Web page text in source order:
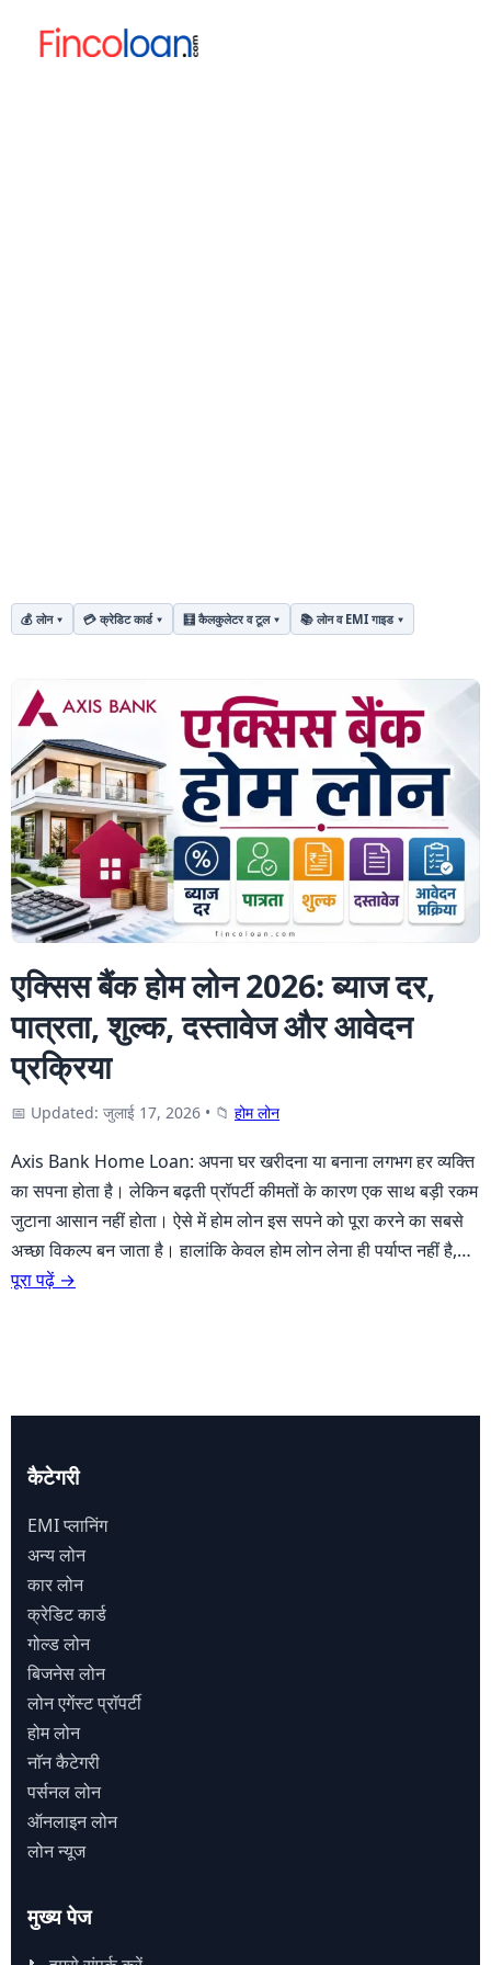
💰 लोन 💳 क्रेडिट कार्ड 🧮 कैलकुलेटर व टूल 📚 लोन व EMI गाइड
एक्सिस बैंक होम लोन 2026: ब्याज दर,
पात्रता, शुल्क, दस्तावेज और आवेदन
प्रक्रिया
📅 Updated: जुलाई 17, 2026 • 📁 होम लोन
Axis Bank Home Loan: अपना घर खरीदना या बनाना लगभग हर व्यक्ति
का सपना होता है। लेकिन बढ़ती प्रॉपर्टी कीमतों के कारण एक साथ बड़ी रकम
जुटाना आसान नहीं होता। ऐसे में होम लोन इस सपने को पूरा करने का सबसे
अच्छा विकल्प बन जाता है। हालांकि केवल होम लोन लेना ही पर्याप्त नहीं है,…
पूरा पढ़ें →
कैटेगरी
EMI प्लानिंग
अन्य लोन
कार लोन
क्रेडिट कार्ड
गोल्ड लोन
बिजनेस लोन
लोन एगेंस्ट प्राॅपर्टी
होम लोन
नाॅन कैटेगरी
पर्सनल लोन
ऑनलाइन लोन
लोन न्यूज
मुख्य पेज